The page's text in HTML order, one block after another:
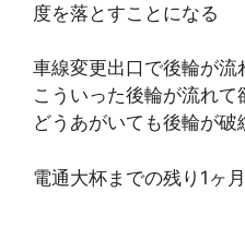
度を落とすことになる
車線変更出口で後輪が流
こういった後輪が流れて
どうあがいても後輪が破
電通大杯までの残り1ヶ